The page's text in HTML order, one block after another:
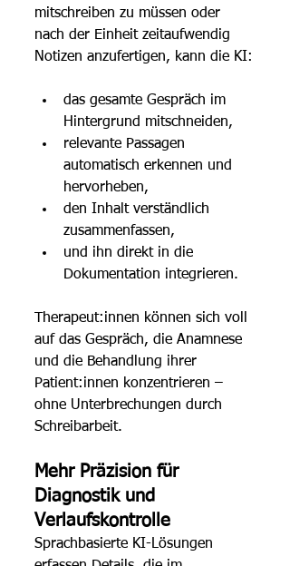
mitschreiben zu müssen oder
nach der Einheit zeitaufwendig
Notizen anzufertigen, kann die KI:
das gesamte Gespräch im
Hintergrund mitschneiden,
relevante Passagen
automatisch erkennen und
hervorheben,
den Inhalt verständlich
zusammenfassen,
und ihn direkt in die
Dokumentation integrieren.
Therapeut:innen können sich voll
auf das Gespräch, die Anamnese
und die Behandlung ihrer
Patient:innen konzentrieren –
ohne Unterbrechungen durch
Schreibarbeit.
Mehr Präzision für
Diagnostik und
Verlaufskontrolle
Sprachbasierte KI-Lösungen